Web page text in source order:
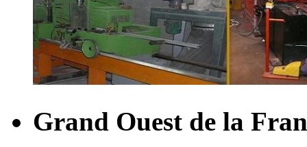
Grand Ouest de la